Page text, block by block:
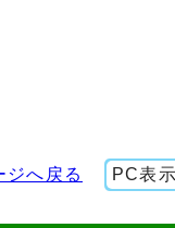
ジへ戻る PC表示